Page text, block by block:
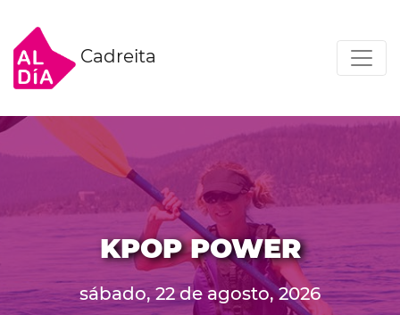
Cadreita
KPOP POWER
sábado, 22 de agosto, 2026